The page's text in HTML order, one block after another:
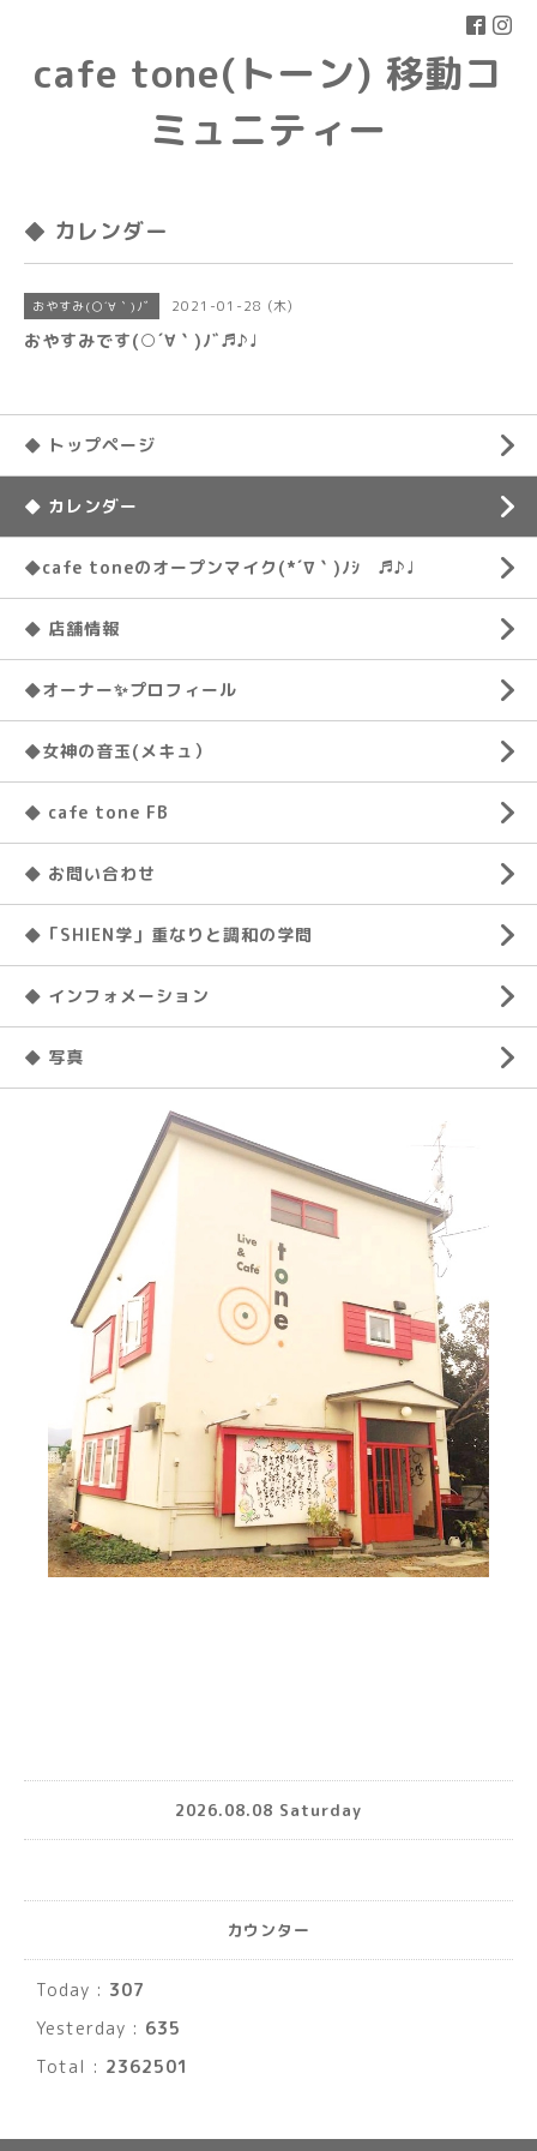
cafe tone(トーン) 移動コ
ミュニティー
◆ カレンダー
おやすみ(○´∀｀)ﾉﾞ 2021-01-28 (木)
おやすみです(○´∀｀)ﾉﾞ♬♪♩
◆ トップページ
◆ カレンダー
◆cafe toneのオープンマイク(*´∇｀)ﾉｼ ♬♪♩
◆ 店舗情報
◆オーナー✨プロフィール
◆女神の音玉(メキュ）
◆ cafe tone FB
◆ お問い合わせ
◆「SHIEN学」重なりと調和の学問
◆ インフォメーション
◆ 写真
2026.08.08 Saturday
カウンター
Today : 307
Yesterday : 635
Total : 2362501